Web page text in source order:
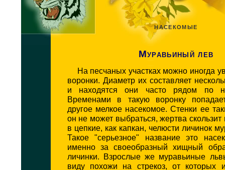
НАСЕКОМЫЕ
Муравьиный лев
На песчаных участках можно иногда
воронки. Диаметр их составляет
и находятся они часто рядом по
Временами в такую воронку
другое мелкое насекомое. Стенки ее
он не может выбраться, жертва скользит
в цепкие, как капкан, челюсти личинок
Такое "серьезное" название это
именно за своеобразный хищный
личинки. Взрослые же муравьиные
виду похожи на стрекоз, от которых